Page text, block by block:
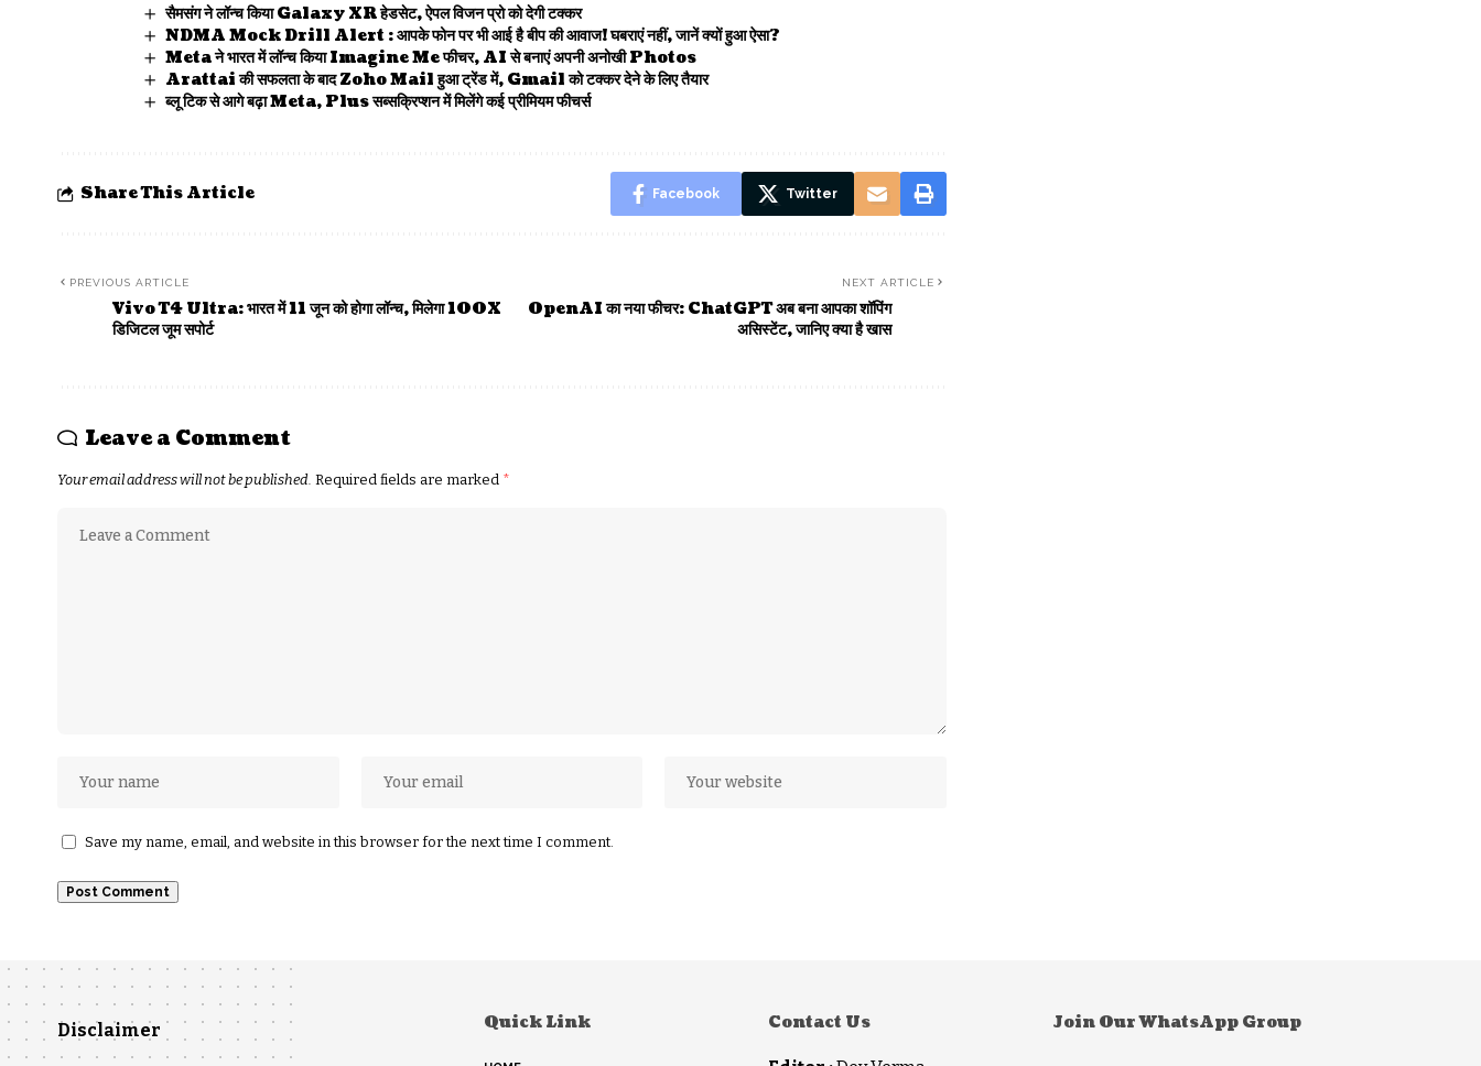
सैमसंग ने लॉन्च किया Galaxy XR हेडसेट, ऐपल विजन प्रो को देगी टक्कर
NDMA Mock Drill Alert : आपके फोन पर भी आई है बीप की आवाज! घबराएं नहीं, जानें क्यों हुआ ऐसा?
Meta ने भारत में लॉन्च किया Imagine Me फीचर, AI से बनाएं अपनी अनोखी Photos
Arattai की सफलता के बाद Zoho Mail हुआ ट्रेंड में, Gmail को टक्कर देने के लिए तैयार
ब्लू टिक से आगे बढ़ा Meta, Plus सब्सक्रिप्शन में मिलेंगे कई प्रीमियम फीचर्स
Share This Article Facebook Twitter
PREVIOUS ARTICLE
Vivo T4 Ultra: भारत में 11 जून को होगा लॉन्च, मिलेगा 100X
डिजिटल जूम सपोर्ट
NEXT ARTICLE
OpenAI का नया फीचर: ChatGPT अब बना आपका शॉपिंग
असिस्टेंट, जानिए क्या है खास
Leave a Comment
Your email address will not be published. Required fields are marked *
Save my name, email, and website in this browser for the next time I comment.
Disclaimer Quick Link Contact Us Join Our WhatsApp Group